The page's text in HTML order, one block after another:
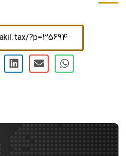
?p=35694